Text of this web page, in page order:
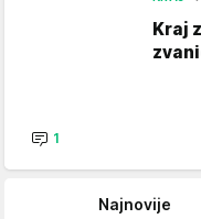
Kraj
1
Najnovije